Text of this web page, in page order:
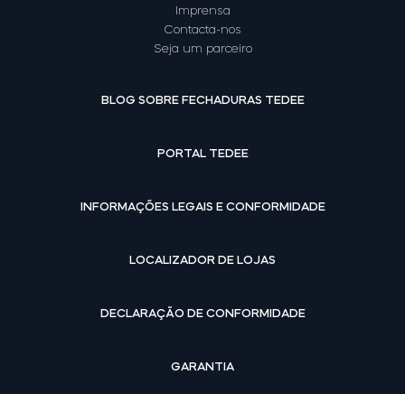
Imprensa
Contacta-nos
Seja um parceiro
BLOG SOBRE FECHADURAS TEDEE
PORTAL TEDEE
INFORMAÇÕES LEGAIS E CONFORMIDADE
LOCALIZADOR DE LOJAS
DECLARAÇÃO DE CONFORMIDADE
GARANTIA